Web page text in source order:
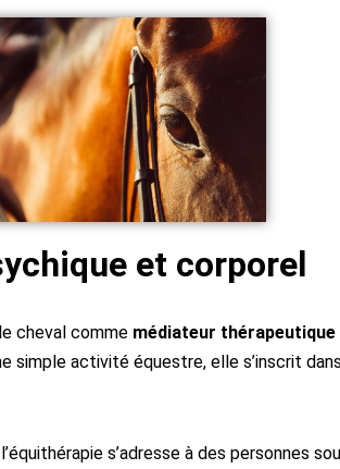
et corporel
cheval comme médiateur thérapeutique
simple activité équestre, elle s’inscrit
s’adresse à des personnes